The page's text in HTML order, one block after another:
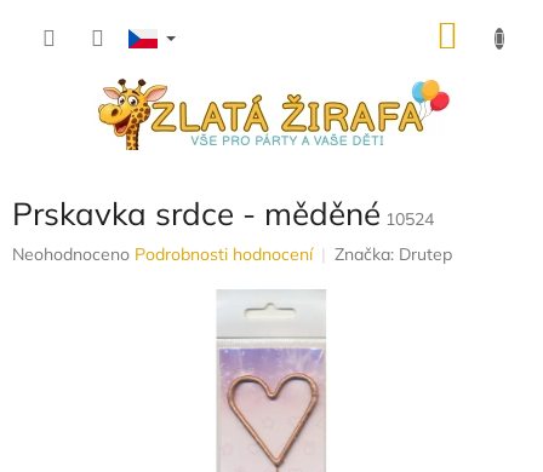
Prskavka srdce - měděné 10524
Průměrné
Neohodnoceno Podrobnosti hodnocení Značka: Drutep